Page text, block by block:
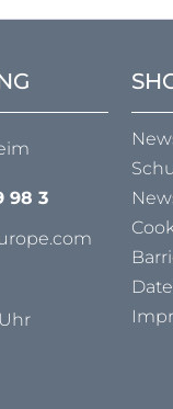
98 3